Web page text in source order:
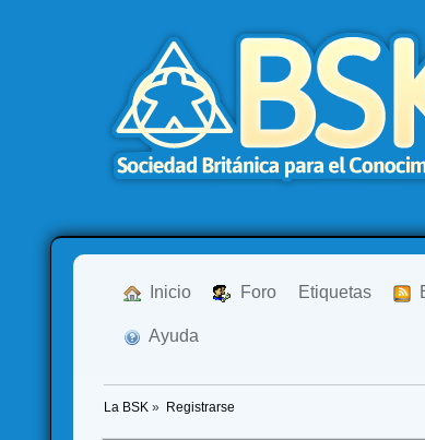
Inicio Foro Etiquetas
Ayuda
La BSK » Registrarse